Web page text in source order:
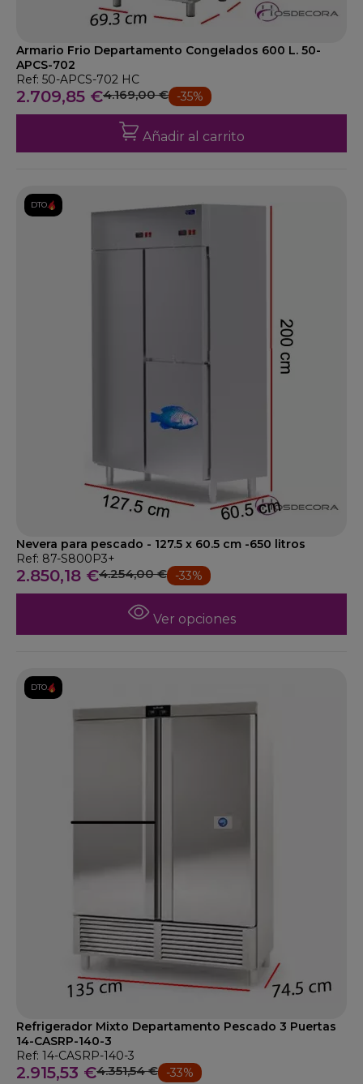
Armario Frio Departamento Congelados 600 L. 50-
APCS-702
Ref: 50-APCS-702 HC
2.709,85 €4.169,00 € -35%
Añadir al carrito
DTO.
Nevera para pescado - 127.5 x 60.5 cm -650 litros
Ref: 87-S800P3+
2.850,18 €4.254,00 € -33%
Ver opciones
DTO.
Refrigerador Mixto Departamento Pescado 3 Puertas
14-CASRP-140-3
Ref: 14-CASRP-140-3
2.915,53 €4.351,54 € -33%